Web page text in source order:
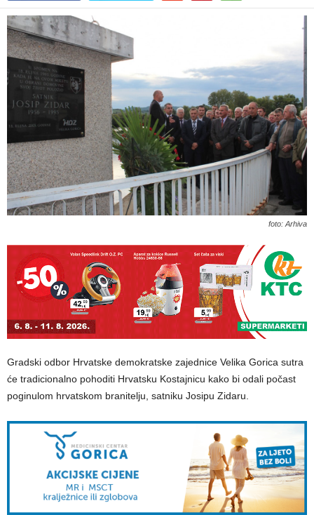
foto: Arhiva
Gradski odbor Hrvatske demokratske zajednice Velika Gorica sutra
će tradicionalno pohoditi Hrvatsku Kostajnicu kako bi odali počast
poginulom hrvatskom branitelju, satniku Josipu Zidaru.